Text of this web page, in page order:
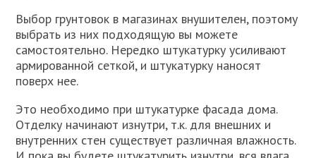
Выбор грунтовок в магазинах внушителен, поэтому
выбрать из них подходящую вы можете
самостоятельно. Нередко штукатурку усиливают
армированной сеткой, и штукатурку наносят
поверх нее.
Это необходимо при штукатурке фасада дома.
Отделку начинают изнутри, т.к. для внешних и
внутренних стен существует различная влажность.